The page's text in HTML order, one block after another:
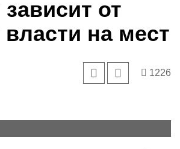
от
на мест
1226